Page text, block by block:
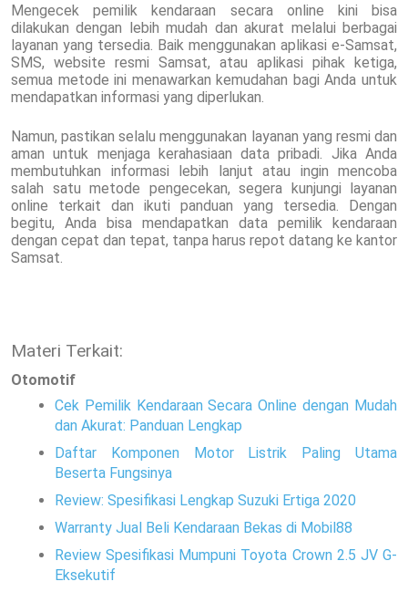
Mengecek pemilik kendaraan secara online kini bisa
dilakukan dengan lebih mudah dan akurat melalui berbagai
layanan yang tersedia. Baik menggunakan aplikasi e-Samsat,
SMS, website resmi Samsat, atau aplikasi pihak ketiga,
semua metode ini menawarkan kemudahan bagi Anda untuk
mendapatkan informasi yang diperlukan.
Namun, pastikan selalu menggunakan layanan yang resmi dan
aman untuk menjaga kerahasiaan data pribadi. Jika Anda
membutuhkan informasi lebih lanjut atau ingin mencoba
salah satu metode pengecekan, segera kunjungi layanan
online terkait dan ikuti panduan yang tersedia. Dengan
begitu, Anda bisa mendapatkan data pemilik kendaraan
dengan cepat dan tepat, tanpa harus repot datang ke kantor
Samsat.
Materi Terkait:
Otomotif
Cek Pemilik Kendaraan Secara Online dengan Mudah
dan Akurat: Panduan Lengkap
Daftar Komponen Motor Listrik Paling Utama
Beserta Fungsinya
Review: Spesifikasi Lengkap Suzuki Ertiga 2020
Warranty Jual Beli Kendaraan Bekas di Mobil88
Review Spesifikasi Mumpuni Toyota Crown 2.5 JV G-
Eksekutif